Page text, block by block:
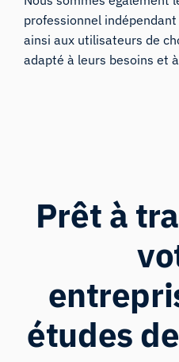
professionnel
ainsi aux utilisateurs de
adapté à leurs besoins et
Prêt à
études